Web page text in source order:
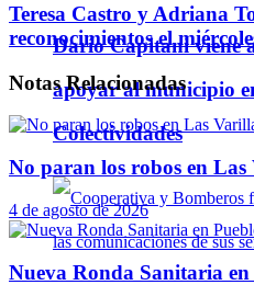
Darío Capitani viene
apoyar al municipio
Colectividades
Teresa Castro y Adriana
reconocimientos el
NotasRelacionadas
No paran los robos en Las
4 de agosto de 2026
Nueva Ronda Sanitaria